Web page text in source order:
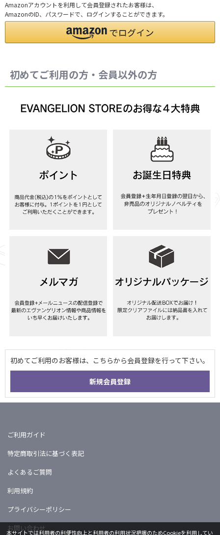
Amazonアカウントを利用して会員登録されたお客様は、
AmazonのID、パスワードで、ログインすることができます。
初めてご利用の方・会員以外の方
ご利用ガイド
特定商取引法に基づく表記
よくあるご質問
利用規約
プライバシーポリシー
お問い合わせ
本サイトでは利用者の利便性向上と利用者の利用状況把握のためCookieを利用してい